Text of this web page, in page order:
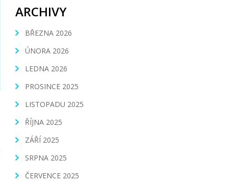
ARCHIVY
BŘEZNA 2026
ÚNORA 2026
LEDNA 2026
PROSINCE 2025
LISTOPADU 2025
ŘÍJNA 2025
ZÁŘÍ 2025
SRPNA 2025
ČERVENCE 2025